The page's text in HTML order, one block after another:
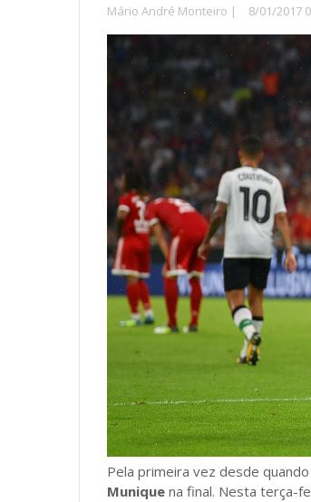
Mário André Monteiro | 8/01/2017
Pela primeira vez desde
Munique na final. Nesta terça-